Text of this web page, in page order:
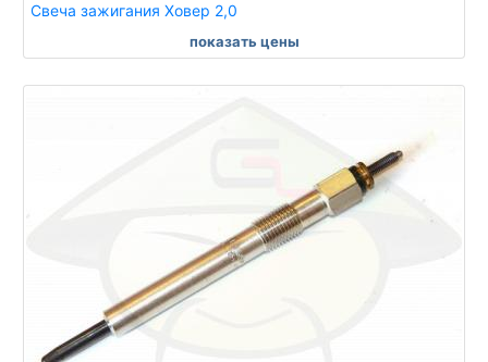
Свеча зажигания Ховер 2,0
показать цены